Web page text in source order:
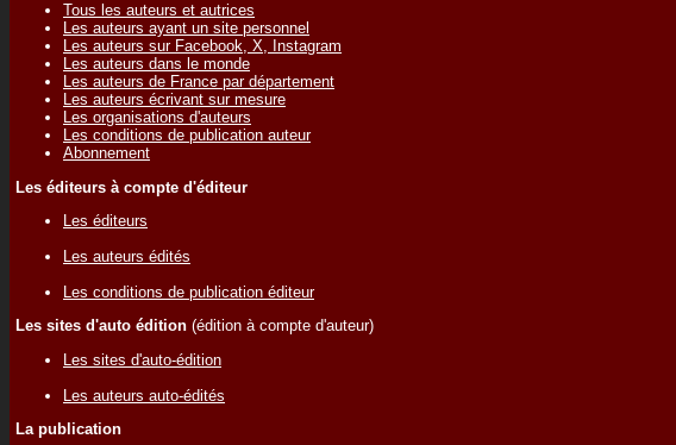
Tous les auteurs et autrices
Les auteurs ayant un site personnel
Les auteurs sur Facebook, X, Instagram
Les auteurs dans le monde
Les auteurs de France par département
Les auteurs écrivant sur mesure
Les organisations d'auteurs
Les conditions de publication auteur
Abonnement
Les éditeurs à compte d'éditeur
Les éditeurs
Les auteurs édités
Les conditions de publication éditeur
Les sites d'auto édition (édition à compte d'auteur)
Les sites d'auto-édition
Les auteurs auto-édités
La publication